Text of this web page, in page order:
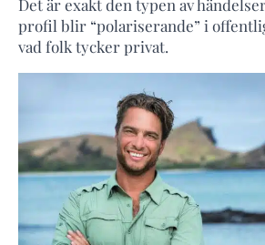
Det är exakt den typen av
profil blir “polariserande” i
vad folk tycker privat.